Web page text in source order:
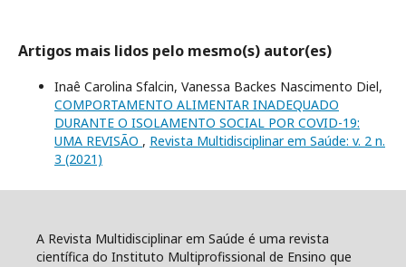
Artigos mais lidos pelo mesmo(s) autor(es)
Inaê Carolina Sfalcin, Vanessa Backes Nascimento Diel,
COMPORTAMENTO ALIMENTAR INADEQUADO
DURANTE O ISOLAMENTO SOCIAL POR COVID-19:
UMA REVISÃO , Revista Multidisciplinar em Saúde: v. 2 n.
3 (2021)
A Revista Multidisciplinar em Saúde é uma revista
científica do Instituto Multiprofissional de Ensino que